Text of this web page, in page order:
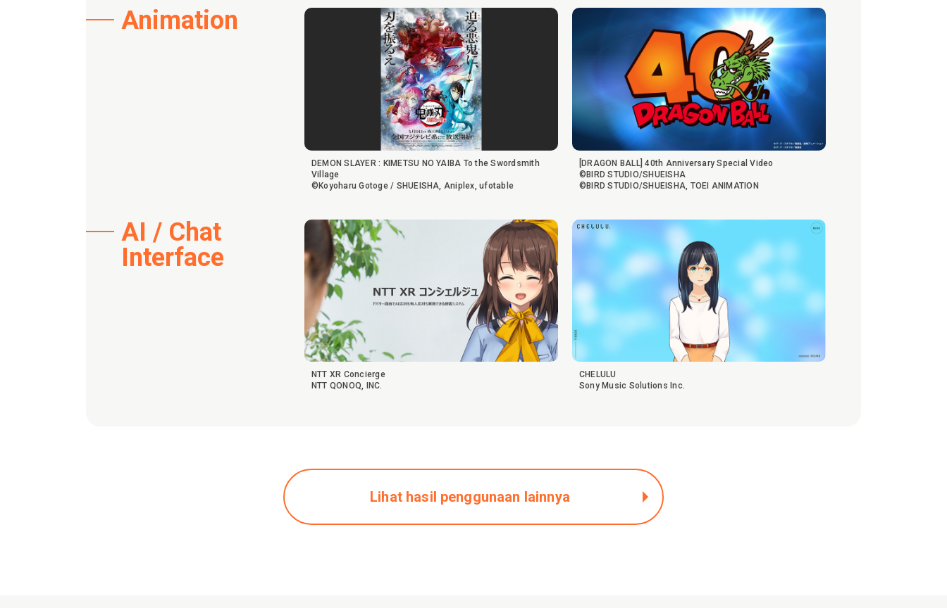
Animation
DEMON SLAYER : KIMETSU NO YAIBA To the Swordsmith
Village
©Koyoharu Gotoge / SHUEISHA, Aniplex, ufotable
[DRAGON BALL] 40th Anniversary Special Video
©BIRD STUDIO/SHUEISHA
©BIRD STUDIO/SHUEISHA, TOEI ANIMATION
AI / Chat
Interface
NTT XR Concierge
NTT QONOQ, INC.
CHELULU
Sony Music Solutions Inc.
Lihat hasil penggunaan lainnya